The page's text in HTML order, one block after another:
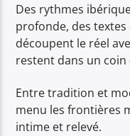
Des rythmes
profonde, des
découpent le réel
restent dans un
Entre tradition et
menu les frontières
intime et relevé.